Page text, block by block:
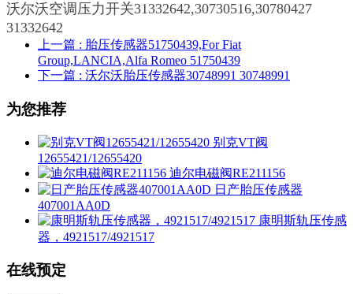
沃尔沃空调压力开关31332642,30730516,30780427
31332642
上一篇 : 胎压传感器51750439,For Fiat
Group,LANCIA,Alfa Romeo 51750439
下一篇 : 沃尔沃胎压传感器30748991 30748991
为您推荐
别克VT阀
12655421/12655420
迪尔电磁阀RE211156
日产胎压传感器
407001AA0D
康明斯轨压传感
器，4921517/4921517
在线预定